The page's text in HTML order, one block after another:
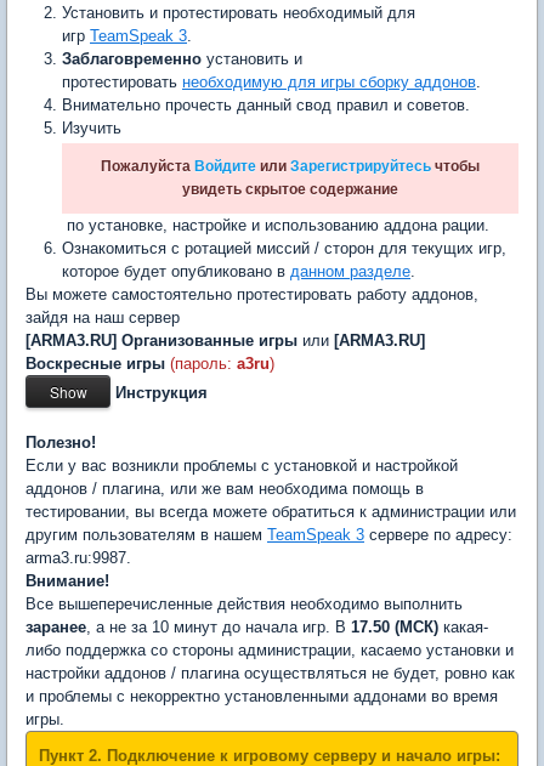
Установить и протестировать необходимый для
игр TeamSpeak 3.
Заблаговременно установить и
протестировать необходимую для игры сборку аддонов.
Внимательно прочесть данный свод правил и советов.
Изучить
Пожалуйста Войдите или Зарегистрируйтесь чтобы
увидеть скрытое содержание
по установке, настройке и использованию аддона рации.
Ознакомиться с ротацией миссий / сторон для текущих игр,
которое будет опубликовано в данном разделе.
Вы можете самостоятельно протестировать работу аддонов,
зайдя на наш сервер
[ARMA3.RU] Организованные игры или [ARMA3.RU]
Воскресные игры (пароль: a3ru)
Инструкция
Полезно!
Если у вас возникли проблемы с установкой и настройкой
аддонов / плагина, или же вам необходима помощь в
тестировании, вы всегда можете обратиться к администрации или
другим пользователям в нашем TeamSpeak 3 сервере по адресу:
arma3.ru:9987.
Внимание!
Все вышеперечисленные действия необходимо выполнить
заранее, а не за 10 минут до начала игр. В 17.50 (МСК) какая-
либо поддержка со стороны администрации, касаемо установки и
настройки аддонов / плагина осуществляться не будет, ровно как
и проблемы с некорректно установленными аддонами во время
игры.
Пункт 2. Подключение к игровому серверу и начало игры: